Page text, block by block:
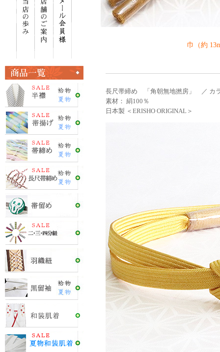
巾（約
長尺帯締め 「角朝無地撚房」 ／ カ
素材： 絹100％
日本製 ＜ERISHO ORIGINAL＞